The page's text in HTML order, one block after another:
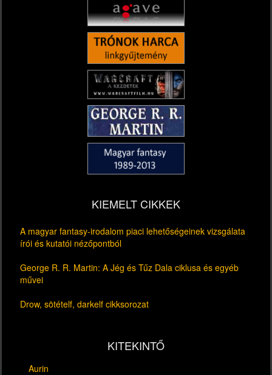
KIEMELT CIKKEK
A magyar fantasy-irodalom piaci lehetőségeinek vizsgálata
írói és kutatói nézőpontból
George R. R. Martin: A Jég és Tűz Dala ciklusa és egyéb
művei
Drow, sötételf, darkelf cikksorozat
KITEKINTŐ
Aurin